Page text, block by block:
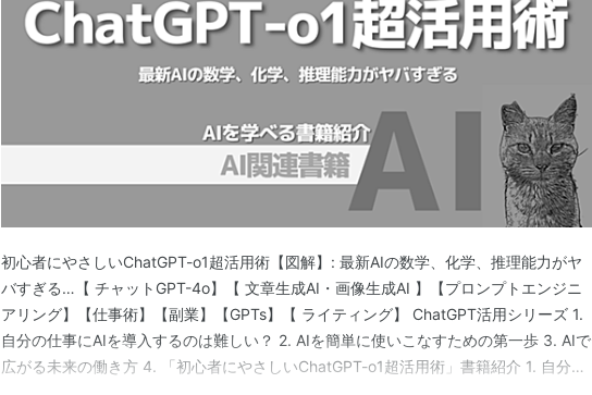
初心者にやさしいChatGPT-o1超活用術【図解】: 最新AIの数学、化学、推理能力がヤ
バすぎる…【 チャットGPT-4o】【 文章生成AI・画像生成AI 】【プロンプトエンジニ
アリング】【仕事術】【副業】【GPTs】【 ライティング】 ChatGPT活用シリーズ 1.
自分の仕事にAIを導入するのは難しい？ 2. AIを簡単に使いこなすための第一歩 3. AIで
広がる未来の働き方 4. 「初心者にやさしいChatGPT-o1超活用術」書籍紹介 1. 自分の